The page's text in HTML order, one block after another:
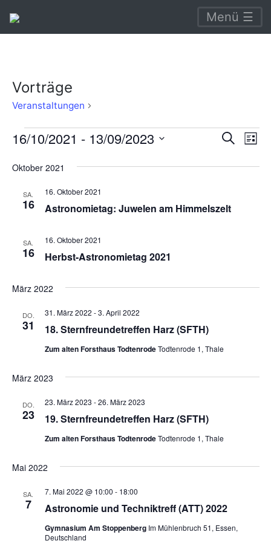
Menü ☰
Vorträge
Veranstaltungen
Veranstaltungen SucheListe
16/10/2021 - 13/09/2023
wählen.
Oktober 2021
SA.
16 Astronomietag: Juwelen am Himmelszelt
16. Oktober 2021
SA.
16 Herbst-Astronomietag 2021
16. Oktober 2021
März 2022
DO.
31 18. Sternfreundetreffen Harz (SFTH)
31. März 2022 -3. April 2022
Zum alten Forsthaus TodtenrodeTodtenrode 1, Thale
März 2023
DO.
23 19. Sternfreundetreffen Harz (SFTH)
23. März 2023 -26. März 2023
Zum alten Forsthaus TodtenrodeTodtenrode 1, Thale
Mai 2022
SA.
7 Astronomie und Techniktreff (ATT) 2022
7. Mai 2022 @ 10:00 - 18:00
Gymnasium Am Stoppenberg Im Mühlenbruch 51, Essen,
Deutschland